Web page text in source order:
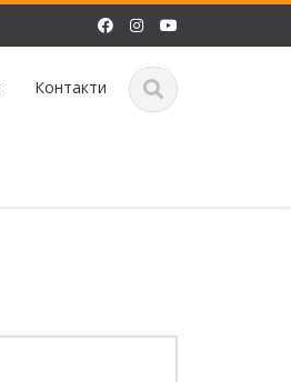
Контакти